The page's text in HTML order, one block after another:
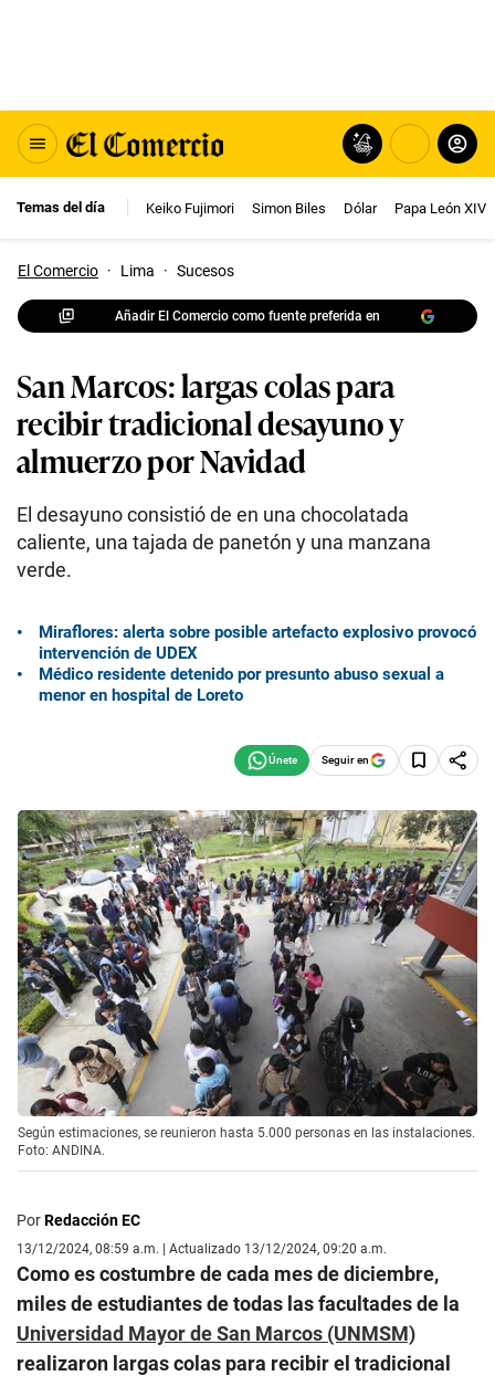
Temas del día Keiko Fujimori Simon Biles Dólar Papa León XIV
El Comercio · Lima · Sucesos
Añadir El Comercio como fuente preferida en
San Marcos: largas colas para
recibir tradicional desayuno y
almuerzo por Navidad
El desayuno consistió de en una chocolatada
caliente, una tajada de panetón y una manzana
verde.
Miraflores: alerta sobre posible artefacto explosivo provocó
intervención de UDEX
Médico residente detenido por presunto abuso sexual a
menor en hospital de Loreto
Seguir en
Según estimaciones, se reunieron hasta 5.000 personas en las instalaciones.
Foto: ANDINA.
PorRedacción EC
13/12/2024, 08:59 a.m. | Actualizado 13/12/2024, 09:20 a.m.
Como es costumbre de cada mes de diciembre,
miles de estudiantes de todas las facultades de la
Universidad Mayor de San Marcos (UNMSM)
realizaron largas colas para recibir el tradicional